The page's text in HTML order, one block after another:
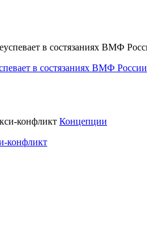
в состязаниях ВМФ России
Концепции
конфликт